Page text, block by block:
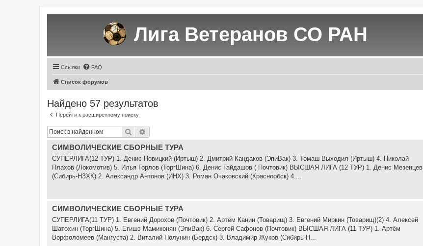
Лига Ветеранов СО РАН
Ссылки FAQ
Список форумов
Найдено 57 результатов
Перейти к расширенному поиску
Поиск
СИМВОЛИЧЕСКИЕ СБОРНЫЕ ТУРА
СУПЕРЛИГА(12 ТУР) 1. Денис Новицкий (Иртыш) 2. Дмитрий Кандаков (ЭпиВак) 3. Томаш Выходил (Иртыш) 4. Николай
Плахов (Локомотив) 5. Илья Горлов (ТоргШина) 6. Денис Гайдашов ( Почтовик) ВЫСШАЯ ЛИГА (12 ТУР) 1. Денис Мезенцев
(Сибирь-НЗХК) 2. Александр Антонов (ИНХ) 3. Роман Очаковский (Краснообск) 4....
СИМВОЛИЧЕСКИЕ СБОРНЫЕ ТУРА
СУПЕРЛИГА(11 ТУР) 1. Евгений Дорохов (Почтовик) 2. Артём Канин (Товарищ) 3. Евгений Миркин (Товарищ)(2) 4. Алексей
Шатохин (ТоргШина) 5. Егишэ Мамиконян (ЭпиВак) 6. Сергей Сафонов (Почтовик) ВЫСШАЯ ЛИГА (11 ТУР) 1. Артём
Ворфоломеев (Мангуста) 2. Виталий Полунин (Бердск) 3. Владимир Жуков (Сибирь-Н...